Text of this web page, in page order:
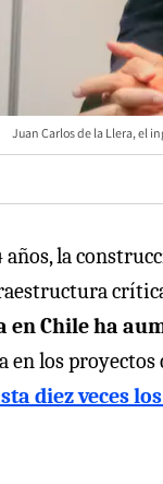
Juan Carlos de la Llera, el
años, la
Chile ha
los proyectos
diez veces